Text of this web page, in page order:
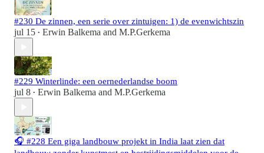
#230 De zinnen, een serie over zintuigen: 1) de evenwichtszin
jul 15 • Erwin Balkema and M.P.Gerkema
#229 Winterlinde: een oernederlandse boom
jul 8 • Erwin Balkema and M.P.Gerkema
🎧 #228 Een giga landbouw projekt in India laat zien dat